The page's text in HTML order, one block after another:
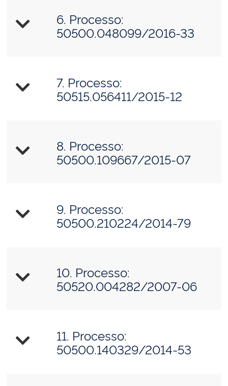
6. Processo:
50500.048099/2016-33
7. Processo:
50515.056411/2015-12
8. Processo:
50500.109667/2015-07
9. Processo:
50500.210224/2014-79
10. Processo:
50520.004282/2007-06
11. Processo:
50500.140329/2014-53